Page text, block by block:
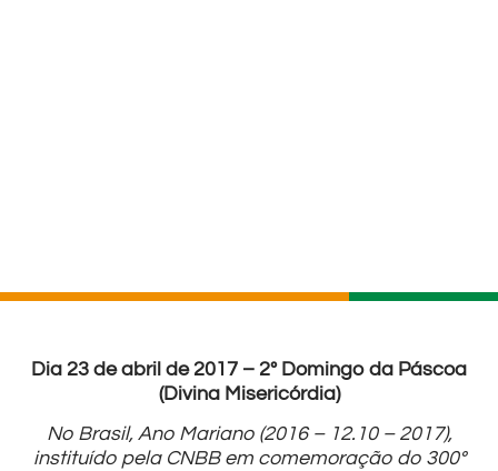
Dia 23 de abril de 2017 – 2º Domingo da Páscoa
(Divina Misericórdia)
No Brasil, Ano Mariano (2016 – 12.10 – 2017),
instituído pela CNBB em comemoração do 300º